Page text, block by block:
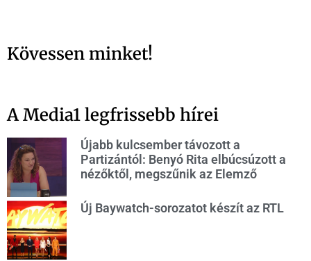
Kövessen minket!
A Media1 legfrissebb hírei
Újabb kulcsember távozott a
Partizántól: Benyó Rita elbúcsúzott a
nézőktől, megszűnik az Elemző
Új Baywatch-sorozatot készít az RTL